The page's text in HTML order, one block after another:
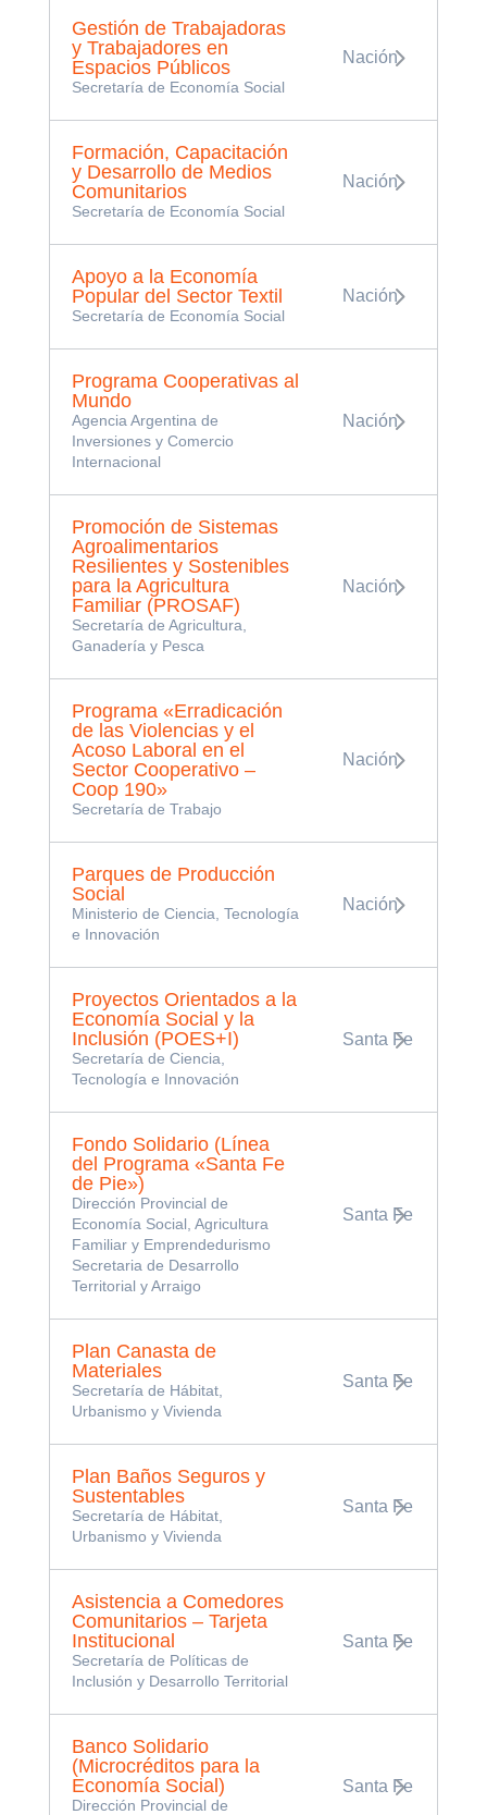
Gestión de Trabajadoras
y Trabajadores en
Espacios Públicos
Secretaría de Economía Social
Nación
Formación, Capacitación
y Desarrollo de Medios
Comunitarios
Secretaría de Economía Social
Nación
Apoyo a la Economía
Popular del Sector Textil
Secretaría de Economía Social
Nación
Programa Cooperativas al
Mundo
Agencia Argentina de
Inversiones y Comercio
Internacional
Nación
Promoción de Sistemas
Agroalimentarios
Resilientes y Sostenibles
para la Agricultura
Familiar (PROSAF)
Secretaría de Agricultura,
Ganadería y Pesca
Nación
Programa «Erradicación
de las Violencias y el
Acoso Laboral en el
Sector Cooperativo –
Coop 190»
Secretaría de Trabajo
Nación
Parques de Producción
Social
Ministerio de Ciencia, Tecnología
e Innovación
Nación
Proyectos Orientados a la
Economía Social y la
Inclusión (POES+I)
Secretaría de Ciencia,
Tecnología e Innovación
Santa Fe
Fondo Solidario (Línea
del Programa «Santa Fe
de Pie»)
Dirección Provincial de
Economía Social, Agricultura
Familiar y Emprendedurismo
Secretaria de Desarrollo
Territorial y Arraigo
Santa Fe
Plan Canasta de
Materiales
Secretaría de Hábitat,
Urbanismo y Vivienda
Santa Fe
Plan Baños Seguros y
Sustentables
Secretaría de Hábitat,
Urbanismo y Vivienda
Santa Fe
Asistencia a Comedores
Comunitarios – Tarjeta
Institucional
Secretaría de Políticas de
Inclusión y Desarrollo Territorial
Santa Fe
Banco Solidario
(Microcréditos para la
Economía Social)
Dirección Provincial de
Santa Fe